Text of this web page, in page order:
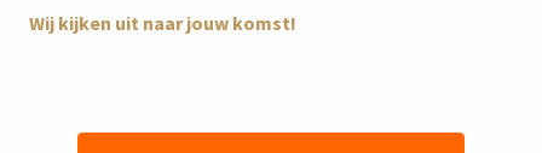
Wij kijken uit naar jouw komst!